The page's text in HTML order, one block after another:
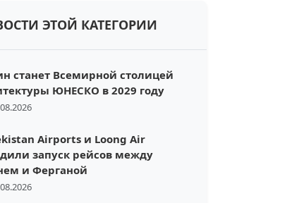
ЭТОЙ КАТЕГОРИИ
станет Всемирной столицей
ЮНЕСКО в 2029 году
Airports и Loong Air
запуск рейсов между
и Ферганой